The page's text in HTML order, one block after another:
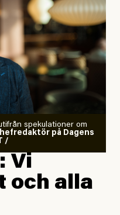
spekulationer om
på Dagens
/
Vi
och alla